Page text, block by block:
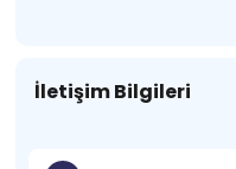
İletişim Bilgileri